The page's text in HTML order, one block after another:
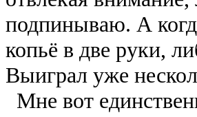
подпинываю. А
копьё в две руки,
Выиграл уже
Мне вот